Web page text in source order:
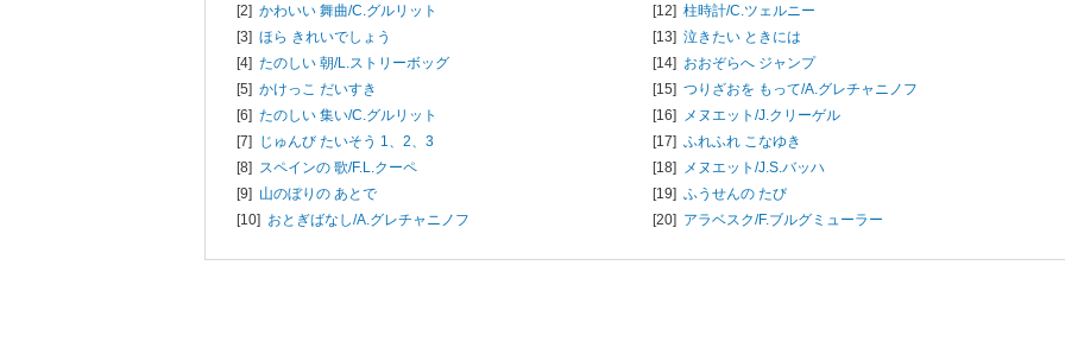
[2] かわいい 舞曲/C.グルリット
[3] ほら きれいでしょう
[4] たのしい 朝/L.ストリーボッグ
[5] かけっこ だいすき
[6] たのしい 集い/C.グルリット
[7] じゅんび たいそう 1、2、3
[8] スペインの 歌/F.L.クーペ
[9] 山のぼりの あとで
[10] おとぎばなし/A.グレチャニノフ
[12] 柱時計/C.ツェルニー
[13] 泣きたい ときには
[14] おおぞらへ ジャンプ
[15] つりざおを もって/A.グレチャニノフ
[16] メヌエット/J.クリーゲル
[17] ふれふれ こなゆき
[18] メヌエット/J.S.バッハ
[19] ふうせんの たび
[20] アラベスク/F.ブルグミューラー